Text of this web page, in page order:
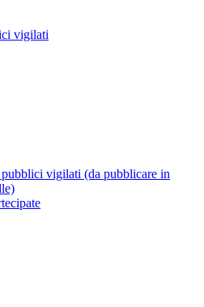
vigilati
vigilati (da pubblicare in